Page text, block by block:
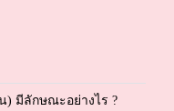
มีลักษณะอย่างไร ?